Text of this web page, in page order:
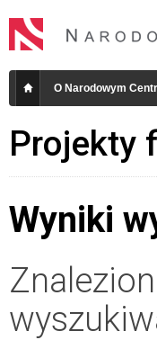
O Narodowym
Projekty
Wyniki